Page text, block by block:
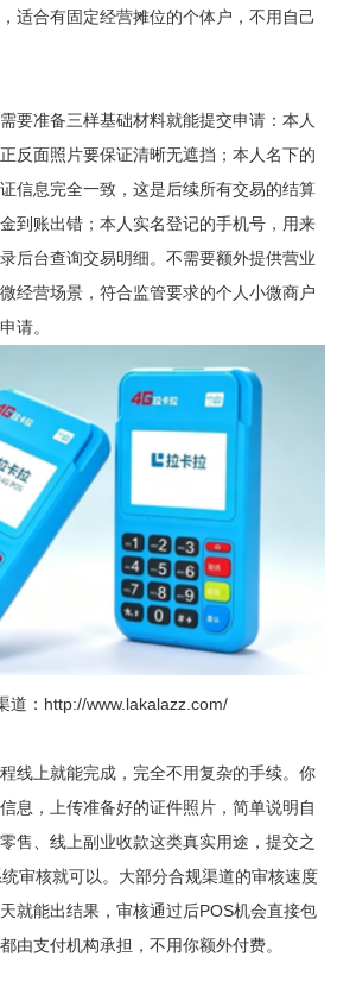
适合有固定经营摊位的个体户，不用自己
准备三样基础材料就能提交申请：本人
反面照片要保证清晰无遮挡；本人名下的
信息完全一致，这是后续所有交易的结算
到账出错；本人实名登记的手机号，用来
后台查询交易明细。不需要额外提供营业
经营场景，符合监管要求的个人小微商户
请。
道：http://www.lakalazz.com/
上就能完成，完全不用复杂的手续。你
息，上传准备好的证件照片，简单说明自
售、线上副业收款这类真实用途，提交之
审核就可以。大部分合规渠道的审核速度
就能出结果，审核通过后POS机会直接包
由支付机构承担，不用你额外付费。